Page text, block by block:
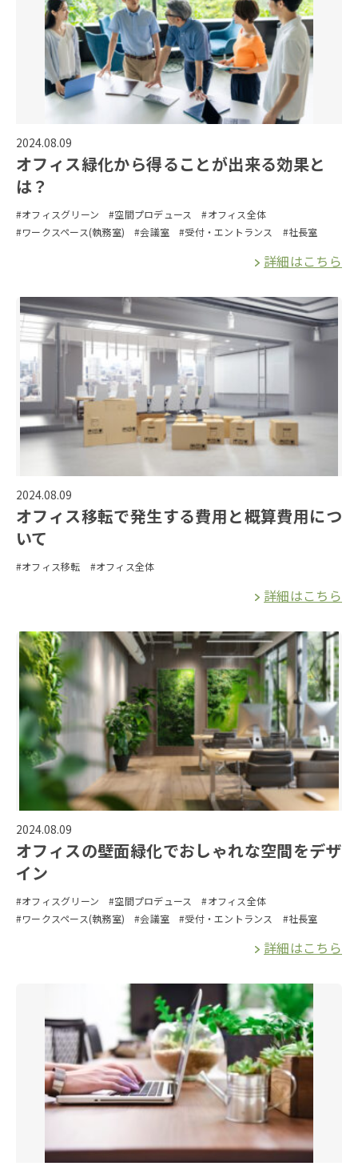
2024.08.09
オフィス緑化から得ることが出来る効果と
は？
#オフィスグリーン #空間プロデュース
#オフィス全体
#ワークスペース(執務室)
#会議室 #受付・エントランス #社長室
詳細はこちら
2024.08.09
オフィス移転で発生する費用と概算費用につ
いて
#オフィス移転 #オフィス全体
詳細はこちら
2024.08.09
オフィスの壁面緑化でおしゃれな空間をデザ
イン
#オフィスグリーン #空間プロデュース
#オフィス全体
#ワークスペース(執務室)
#会議室 #受付・エントランス #社長室
詳細はこちら